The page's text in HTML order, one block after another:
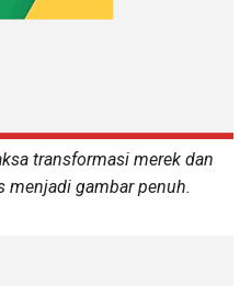
transformasi merek dan
menjadi gambar penuh.